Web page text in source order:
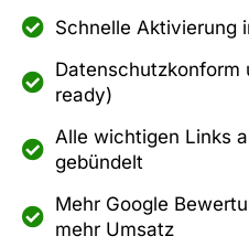
Schnelle Aktivierung
Datenschutzkonform
ready)
Alle wichtigen Links
gebündelt
Mehr Google
mehr Umsatz